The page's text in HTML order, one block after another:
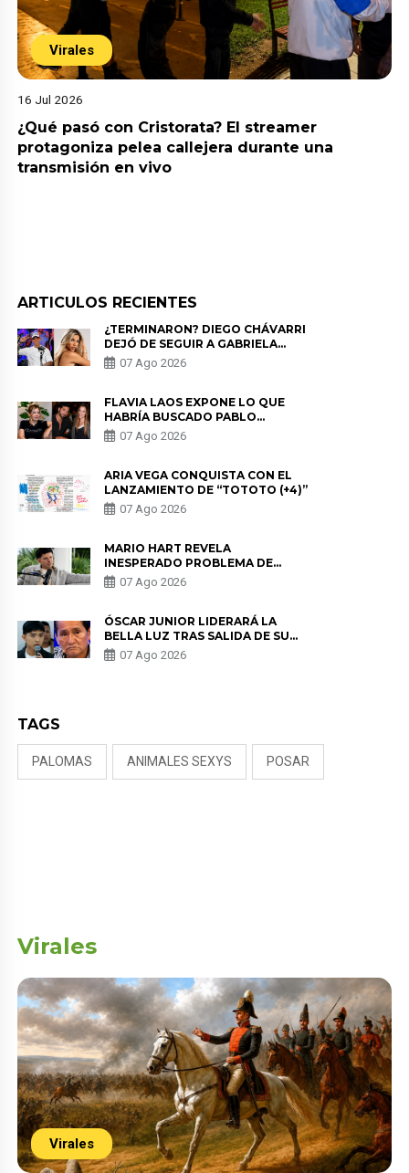
Virales
16 Jul 2026
¿Qué pasó con Cristorata? El streamer
protagoniza pelea callejera durante una
transmisión en vivo
ARTICULOS RECIENTES
¿TERMINARON? DIEGO CHÁVARRI
DEJÓ DE SEGUIR A GABRIELA
HERRERA Y ANUNCIA SU SALIDA
DE PÓDCAST
07 Ago 2026
FLAVIA LAOS EXPONE LO QUE
HABRÍA BUSCADO PABLO
HEREDIA CON ALE FULLER: “UNA
DE LAS PARTES QUERÍA EL
07 Ago 2026
ARIA VEGA CONQUISTA CON EL
LANZAMIENTO DE “TOTOTO (+4)”
07 Ago 2026
MARIO HART REVELA
INESPERADO PROBLEMA DE
SALUD ANTES DE SEPARARSE DE
KORINA: “ME ENCONTRARON UN
07 Ago 2026
ÓSCAR JUNIOR LIDERARÁ LA
BELLA LUZ TRAS SALIDA DE SU
PADRE POR POLÉMICA CON
NALDY SALDAÑA
07 Ago 2026
TAGS
PALOMAS ANIMALES SEXYS POSAR
Virales
Virales